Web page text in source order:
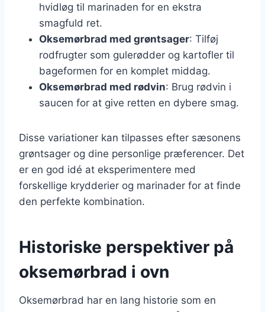
hvidløg til marinaden for en ekstra
smagfuld ret.
Oksemørbrad med grøntsager: Tilføj
rodfrugter som gulerødder og kartofler til
bageformen for en komplet middag.
Oksemørbrad med rødvin: Brug rødvin i
saucen for at give retten en dybere smag.
Disse variationer kan tilpasses efter sæsonens
grøntsager og dine personlige præferencer. Det
er en god idé at eksperimentere med
forskellige krydderier og marinader for at finde
den perfekte kombination.
Historiske perspektiver på
oksemørbrad i ovn
Oksemørbrad har en lang historie som en